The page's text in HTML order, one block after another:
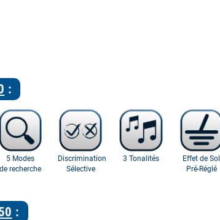
:
5 Modes
de recherche
Discrimination
Sélective
3 Tonalités
Effet de Sol
Pré-Réglé
: